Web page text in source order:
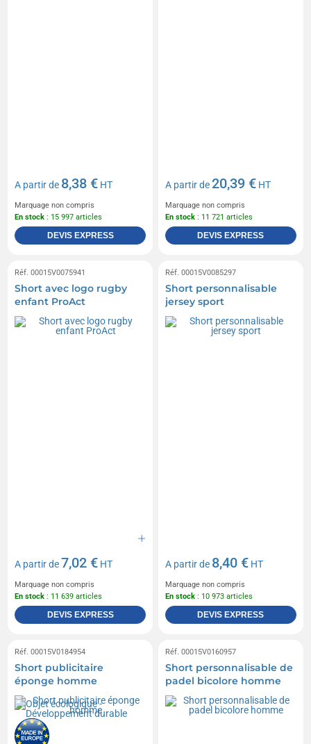
A partir de 8,38 € HT
Marquage non compris
En stock : 15 997 articles
DEVIS EXPRESS
A partir de20,39 € HT
Marquage non compris
En stock : 11 721 articles
DEVIS EXPRESS
Réf. 00015V0075941
Short avec logo rugby
enfant ProAct
A partir de 7,02 € HT
Marquage non compris
En stock : 11 639 articles
DEVIS EXPRESS
Réf. 00015V0085297
Short personnalisable
jersey sport
A partir de 8,40 € HT
Marquage non compris
En stock : 10 973 articles
DEVIS EXPRESS
Réf. 00015V0184954
Short publicitaire
éponge homme
Réf. 00015V0160957
Short personnalisable de
padel bicolore homme